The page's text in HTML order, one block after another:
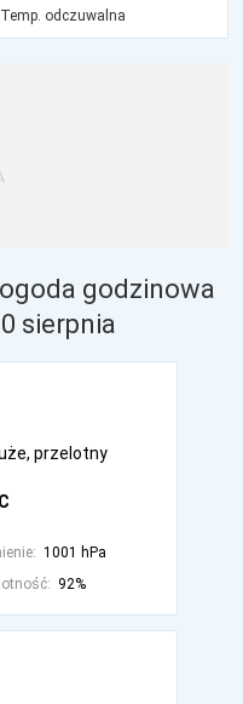
Temp. odczuwalna
godzinowa
sierpnia
przelotny
1001 hPa
92%